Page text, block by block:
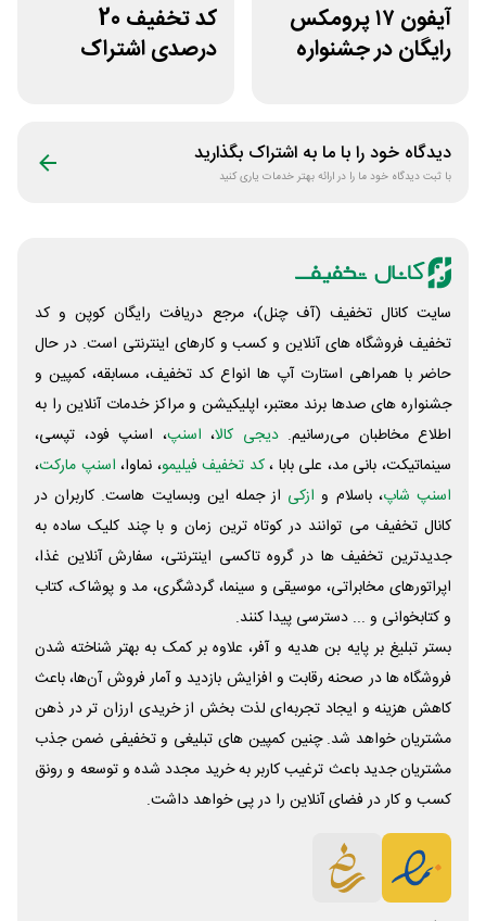
آیفون ۱۷ پرومکس
رایگان در جشنواره
کد تخفیف 20
درصدی اشتراک
دیدگاه خود را با ما به اشتراک بگذارید
با ثبت دیدگاه خود ما را در ارائه بهتر خدمات یاری کنید
سایت کانال تخفیف (آف چنل)، مرجع دریافت رایگان کوپن و کد
تخفیف فروشگاه های آنلاین و کسب و‌ کارهای اینترنتی است. در حال
حاضر با همراهی استارت آپ ها انواع کد تخفیف، مسابقه، کمپین و
جشنواره های صدها برند معتبر، اپلیکیشن و مراکز خدمات آنلاین را به
اطلاع مخاطبان می‌رسانیم. دیجی کالا، اسنپ، اسنپ فود، تپسی،
سینماتیکت، بانی مد، علی‌ بابا ،کد تخفیف فیلیمو، نماوا، اسنپ مارکت،
اسنپ شاپ، باسلام و ازکی از جمله این وبسایت ‌هاست. کاربران در
کانال تخفیف می توانند در کوتاه ترین زمان و با چند کلیک ساده به
جدیدترین تخفیف ها در گروه تاکسی اینترنتی، سفارش آنلاین غذا،
اپراتورهای مخابراتی، موسیقی و سینما، گردشگری، مد و پوشاک، کتاب
و کتابخوانی و ... دسترسی پیدا کنند.
بستر تبلیغ بر پایه بن هدیه و آفر، علاوه بر کمک به بهتر شناخته شدن
فروشگاه ها در صحنه رقابت و افزایش بازدید و آمار فروش آن‌ها، باعث
کاهش هزینه و ایجاد تجربه‌ای لذت بخش از خریدی ارزان تر در ذهن
مشتریان خواهد شد. چنین کمپین های تبلیغی و تخفیفی ضمن جذب
مشتریان جدید باعث ترغیب کاربر به خرید مجدد شده و توسعه و رونق
کسب و کار در فضای آنلاین را در پی خواهد داشت.